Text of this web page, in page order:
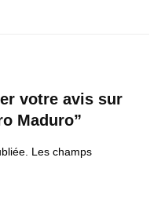
votre avis sur
Maduro”
Les champs